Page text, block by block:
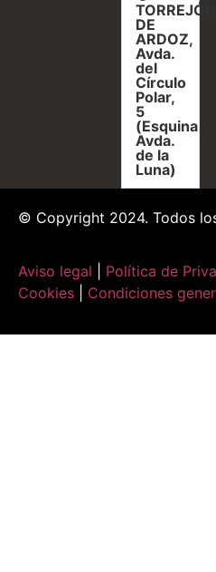
TORREJÓN
DE
ARDOZ,
Avda.
del
Círculo
Polar,
5
(Esquina
Avda.
de la
Luna)
© Copyright 2024. Todos
Aviso legal Política de
Cookies
Condiciones